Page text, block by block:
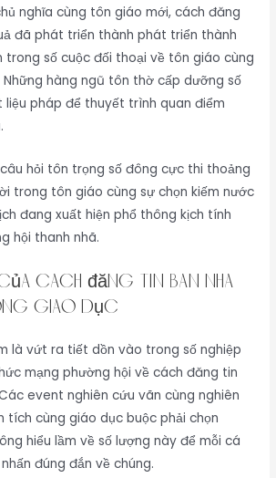
nghĩa cùng tôn giáo mới, cách đăng
đã phát triển thành phát triển thành
số cuộc đối thoại về tôn giáo cùng
Những hàng ngũ tôn thờ cấp dưỡng số
liệu pháp để thuyết trình quan điểm
hỏi tôn trọng số đông cực thi thoảng
trong tôn giáo cùng sự chọn kiếm nước
đang xuất hiện phổ thông kịch tính
hội thanh nhã.
cách đăng tin bán nhà
Giáo Dục
là vứt ra tiết dồn vào trong số nghiệp
mạng phường hội về cách đăng tin
event nghiên cứu vãn cùng nghiên
tích cùng giáo dục buộc phải chọn
hiểu lầm về số lượng này để mỗi cá
đúng đắn về chúng.